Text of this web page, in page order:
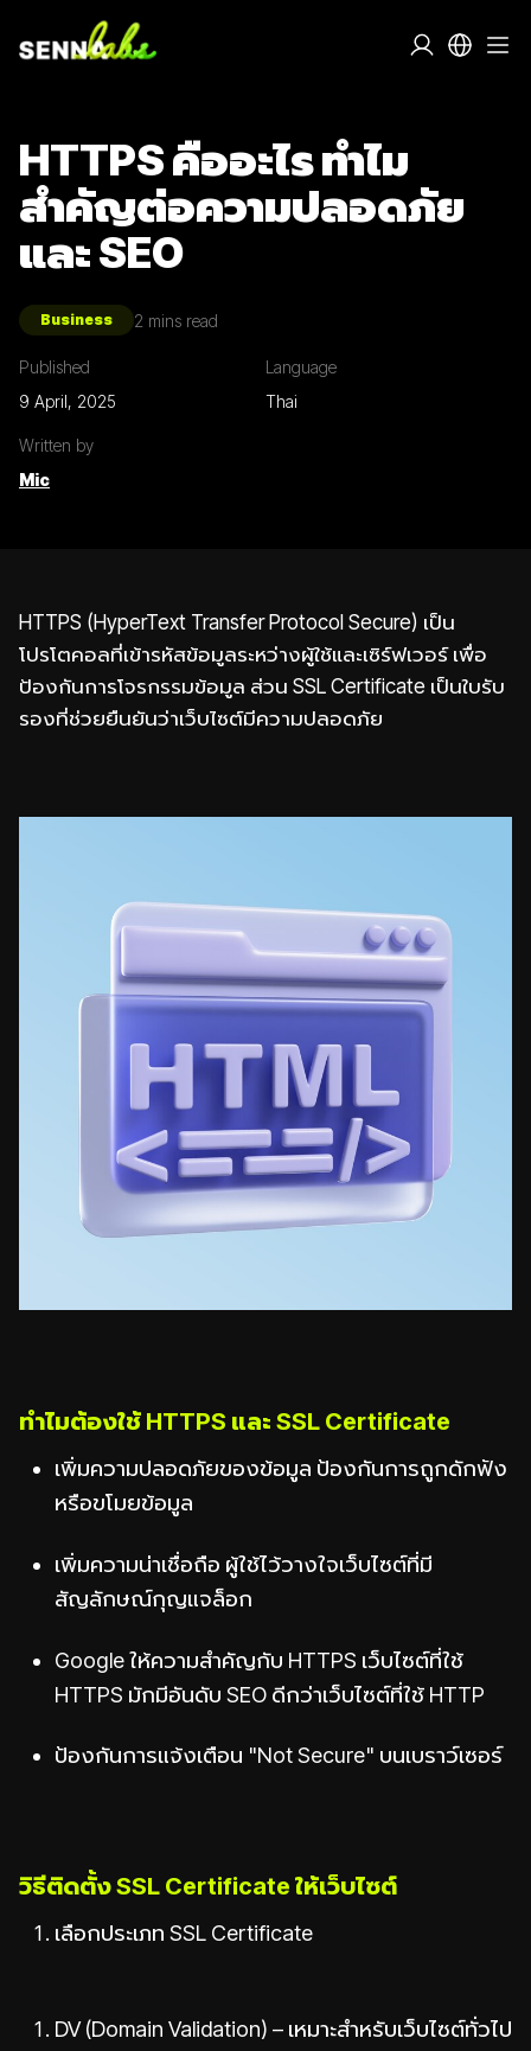
HTTPS คืออะไร ทำไม
สำคัญต่อความปลอดภัย
และ SEO
Business 2 mins read
Published
9 April, 2025
Language
Thai
Written by
Mic
HTTPS (HyperText Transfer Protocol Secure) เป็น
โปรโตคอลที่เข้ารหัสข้อมูลระหว่างผู้ใช้และเซิร์ฟเวอร์ เพื่อ
ป้องกันการโจรกรรมข้อมูล ส่วน SSL Certificate เป็นใบรับ
รองที่ช่วยยืนยันว่าเว็บไซต์มีความปลอดภัย
ทำไมต้องใช้ HTTPS และ SSL Certificate
เพิ่มความปลอดภัยของข้อมูล ป้องกันการถูกดักฟัง
หรือขโมยข้อมูล
เพิ่มความน่าเชื่อถือ ผู้ใช้ไว้วางใจเว็บไซต์ที่มี
สัญลักษณ์กุญแจล็อก
Google ให้ความสำคัญกับ HTTPS เว็บไซต์ที่ใช้
HTTPS มักมีอันดับ SEO ดีกว่าเว็บไซต์ที่ใช้ HTTP
ป้องกันการแจ้งเตือน "Not Secure" บนเบราว์เซอร์
วิธีติดตั้ง SSL Certificate ให้เว็บไซต์
เลือกประเภท SSL Certificate
DV (Domain Validation) – เหมาะสำหรับเว็บไซต์ทั่วไป